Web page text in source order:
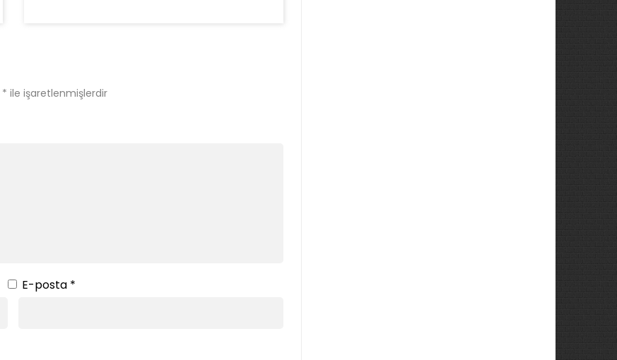
* ile işaretlenmişlerdir
E-posta *